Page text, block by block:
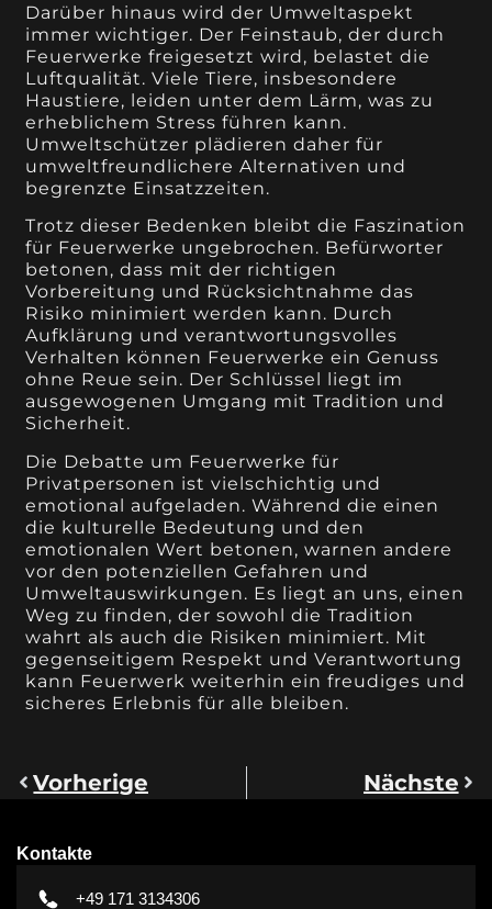
Darüber hinaus wird der Umweltaspekt
immer wichtiger. Der Feinstaub, der durch
Feuerwerke freigesetzt wird, belastet die
Luftqualität. Viele Tiere, insbesondere
Haustiere, leiden unter dem Lärm, was zu
erheblichem Stress führen kann.
Umweltschützer plädieren daher für
umweltfreundlichere Alternativen und
begrenzte Einsatzzeiten.
Trotz dieser Bedenken bleibt die Faszination
für Feuerwerke ungebrochen. Befürworter
betonen, dass mit der richtigen
Vorbereitung und Rücksichtnahme das
Risiko minimiert werden kann. Durch
Aufklärung und verantwortungsvolles
Verhalten können Feuerwerke ein Genuss
ohne Reue sein. Der Schlüssel liegt im
ausgewogenen Umgang mit Tradition und
Sicherheit.
Die Debatte um Feuerwerke für
Privatpersonen ist vielschichtig und
emotional aufgeladen. Während die einen
die kulturelle Bedeutung und den
emotionalen Wert betonen, warnen andere
vor den potenziellen Gefahren und
Umweltauswirkungen. Es liegt an uns, einen
Weg zu finden, der sowohl die Tradition
wahrt als auch die Risiken minimiert. Mit
gegenseitigem Respekt und Verantwortung
kann Feuerwerk weiterhin ein freudiges und
sicheres Erlebnis für alle bleiben.
Vorherige Nächste
Kontakte
+49 171 3134306